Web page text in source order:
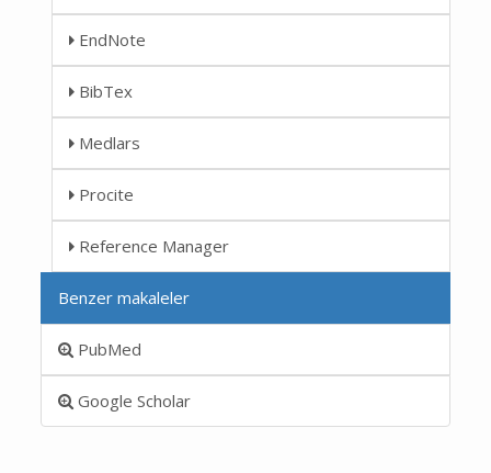
EndNote
BibTex
Medlars
Procite
Reference Manager
Benzer makaleler
PubMed
Google Scholar